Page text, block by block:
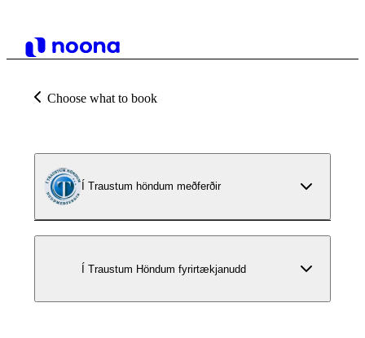
Choose what to book
Í Traustum höndum meðferðir
Í Traustum Höndum fyrirtækjanudd